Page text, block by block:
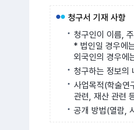
청구서 기재 사항
청구인이 이름,
* 법인일 경우에
외국인의 경우에
청구하는 정보의
사업목적(학술연
관련, 재산 관련
공개 방법(열람,